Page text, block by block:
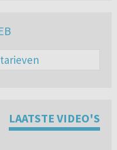
LAATSTE VIDEO'S